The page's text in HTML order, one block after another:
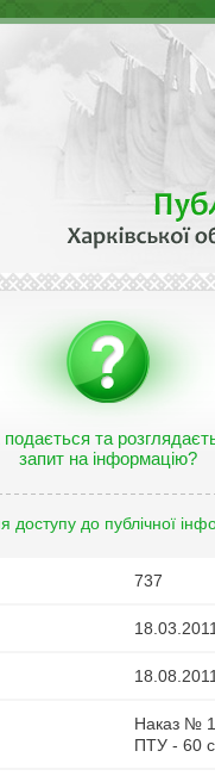
та
запит на інформацію?
доступу до публічної
737
Наказ №
ПТУ - 60